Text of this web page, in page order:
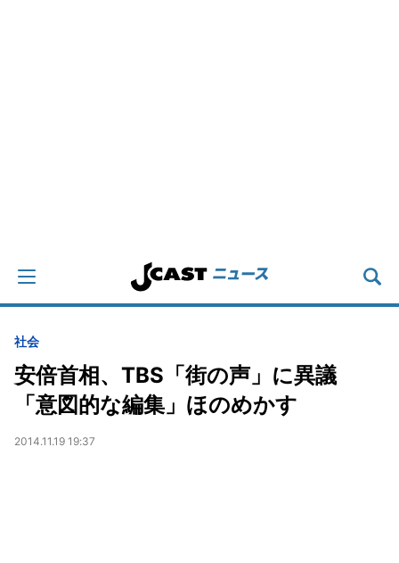
社会
安倍首相、TBS「街の声」に異議
「意図的な編集」ほのめかす
2014.11.19 19:37